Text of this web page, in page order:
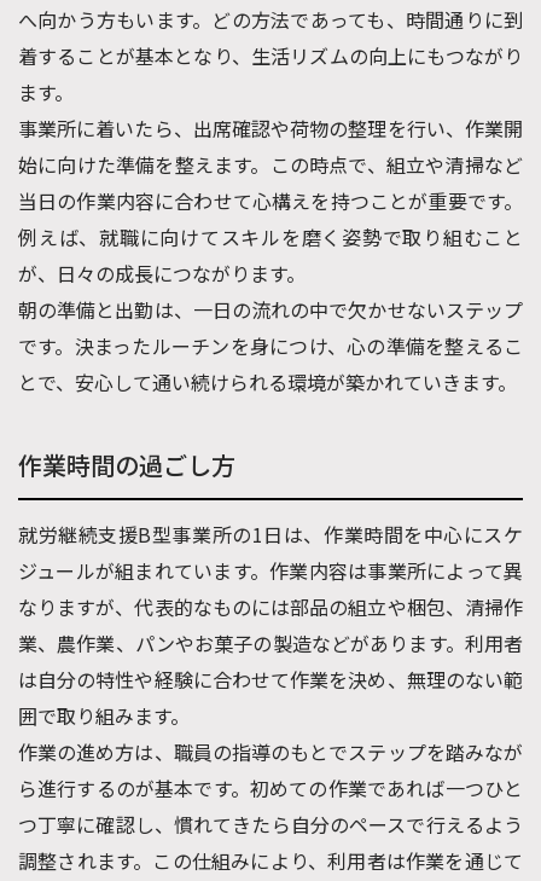
へ向かう方もいます。どの方法であっても、時間通りに到
着することが基本となり、生活リズムの向上にもつながり
ます。
事業所に着いたら、出席確認や荷物の整理を行い、作業開
始に向けた準備を整えます。この時点で、組立や清掃など
当日の作業内容に合わせて心構えを持つことが重要です。
例えば、就職に向けてスキルを磨く姿勢で取り組むこと
が、日々の成長につながります。
朝の準備と出勤は、一日の流れの中で欠かせないステップ
です。決まったルーチンを身につけ、心の準備を整えるこ
とで、安心して通い続けられる環境が築かれていきます。
作業時間の過ごし方
就労継続支援B型事業所の1日は、作業時間を中心にスケ
ジュールが組まれています。作業内容は事業所によって異
なりますが、代表的なものには部品の組立や梱包、清掃作
業、農作業、パンやお菓子の製造などがあります。利用者
は自分の特性や経験に合わせて作業を決め、無理のない範
囲で取り組みます。
作業の進め方は、職員の指導のもとでステップを踏みなが
ら進行するのが基本です。初めての作業であれば一つひと
つ丁寧に確認し、慣れてきたら自分のペースで行えるよう
調整されます。この仕組みにより、利用者は作業を通じて